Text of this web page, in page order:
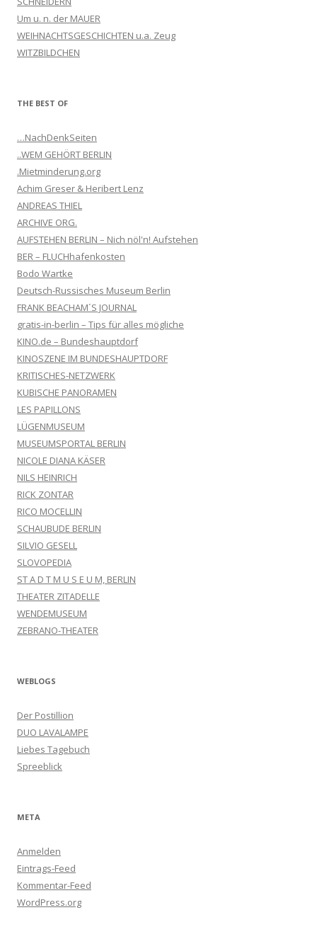
Um u. n. der MAUER
WEIHNACHTSGESCHICHTEN u.a. Zeug
WITZBILDCHEN
THE BEST OF
…NachDenkSeiten
..WEM GEHÖRT BERLIN
.Mietminderung.org
Achim Greser & Heribert Lenz
ANDREAS THIEL
ARCHIVE ORG.
AUFSTEHEN BERLIN – Nich nöl'n! Aufstehen
BER – FLUCHhafenkosten
Bodo Wartke
Deutsch-Russisches Museum Berlin
FRANK BEACHAM´S JOURNAL
gratis-in-berlin – Tips für alles mögliche
KINO.de – Bundeshauptdorf
KINOSZENE IM BUNDESHAUPTDORF
KRITISCHES-NETZWERK
KUBISCHE PANORAMEN
LES PAPILLONS
LÜGENMUSEUM
MUSEUMSPORTAL BERLIN
NICOLE DIANA KÄSER
NILS HEINRICH
RICK ZONTAR
RICO MOCELLIN
SCHAUBUDE BERLIN
SILVIO GESELL
SLOVOPEDIA
ST A D T M U S E U M, BERLIN
THEATER ZITADELLE
WENDEMUSEUM
ZEBRANO-THEATER
WEBLOGS
Der Postillion
DUO LAVALAMPE
Liebes Tagebuch
Spreeblick
META
Anmelden
Eintrags-Feed
Kommentar-Feed
WordPress.org